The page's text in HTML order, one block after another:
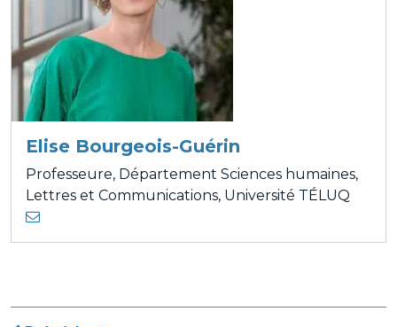
Elise Bourgeois-Guérin
Professeure, Département Sciences humaines,
Lettres et Communications, Université TÉLUQ